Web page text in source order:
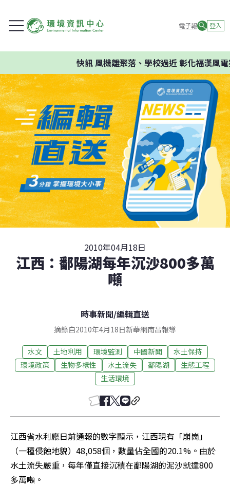
電子報 登入
快訊風機離聚落、學校過近 彰化福漢風電
2010年04月18日
江西：鄱陽湖每年沉沙800多萬
噸
時事新聞/編輯直送
摘錄自2010年4月18日新華網南昌報導
水文 土地利用 環境監測 中國新聞
水土保持
環境政策
生物多樣性 水土流失 鄱陽湖
生態工程
生活環境
江西省水利廳日前通報的數字顯示，江西現有「崩崗」
（一種侵蝕地貌）48,058個，數量佔全國的20.1%。由於
水土流失嚴重，每年僅直接沉積在鄱陽湖的泥沙就達800
多萬噸。